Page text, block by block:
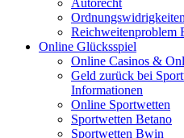
Autorecht
Reichweitenproblem
Online Glücksspiel
Online Casinos &
Geld zurück bei
Informationen
Online Sportwetten
Sportwetten Betano
Sportwetten Bwin